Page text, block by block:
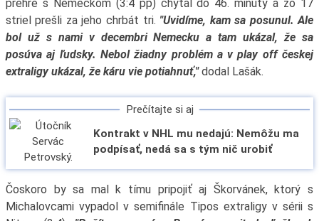
prehre s Nemeckom (3:4 pp) chytal do 46. minúty a zo 17
striel prešli za jeho chrbát tri. "Uvidíme, kam sa posunul. Ale
bol už s nami v decembri Nemecku a tam ukázal, že sa
posúva aj ľudsky. Nebol žiadny problém a v play off českej
extraligy ukázal, že káru vie potiahnuť,"dodal Lašák.
Prečítajte si aj
Kontrakt v NHL mu nedajú: Nemôžu ma
podpísať, nedá sa s tým nič urobiť
Čoskoro by sa mal k tímu pripojiť aj Škorvánek, ktorý s
Michalovcami vypadol v semifinále Tipos extraligy v sérii s